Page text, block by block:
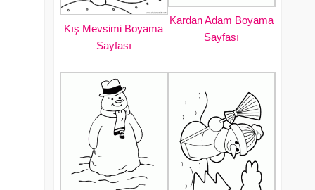
Kış Mevsimi Boyama
Sayfası
Kardan Adam Boyama
Sayfası